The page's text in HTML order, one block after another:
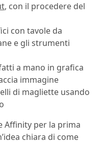
, con il procedere del
con tavole da
e gli strumenti
a mano in grafica
immagine
di magliette usando
Affinity per la prima
chiara di come